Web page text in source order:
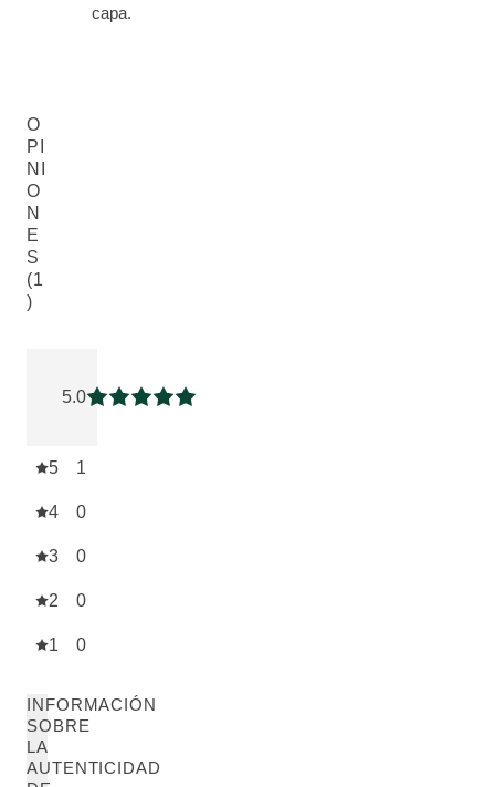
capa.
O
PI
NI
O
N
E
S
(1
)
5.0
Puntuación: 5 / 5 estrellas
5 1
4 0
3 0
2 0
1 0
INFORMACIÓN
SOBRE
LA
AUTENTICIDAD